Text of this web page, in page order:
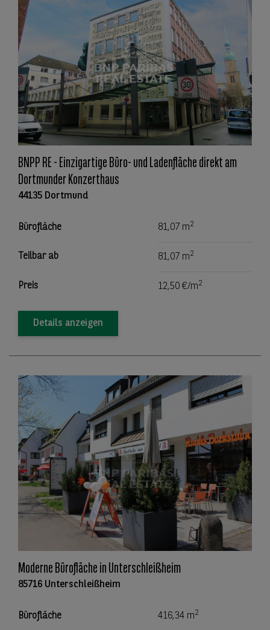
BNPP RE - Einzigartige Büro- und Ladenfläche direkt am
Dortmunder Konzerthaus
44135 Dortmund
Bürofläche 81,07 m2
Teilbar ab 81,07 m2
Preis 12,50 €/m2
Details anzeigen
Moderne Bürofläche in Unterschleißheim
85716 Unterschleißheim
Bürofläche 416,34 m2